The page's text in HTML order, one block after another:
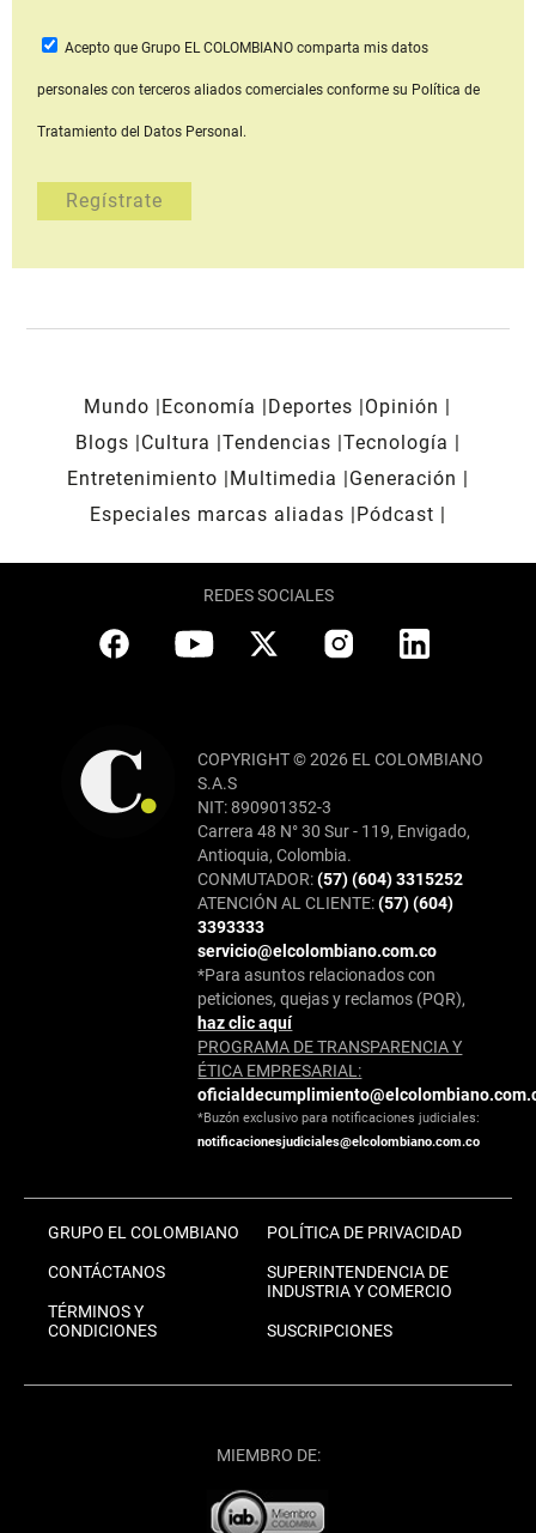
Acepto que Grupo EL COLOMBIANOcomparta mis datos
personales con terceros aliados comerciales conforme su Política de
Tratamiento del Datos Personal.
Mundo Economía Deportes
Opinión
Blogs
Cultura Tendencias Tecnología
Entretenimiento
Multimedia
Generación
Especiales marcas aliadas
Pódcast
REDES SOCIALES
COPYRIGHT © 2026 EL COLOMBIANO
S.A.S
NIT: 890901352-3
Carrera 48 N° 30 Sur - 119, Envigado,
Antioquia, Colombia.
CONMUTADOR:(57) (604) 3315252
ATENCIÓN AL CLIENTE:(57) (604)
3393333
servicio@elcolombiano.com.co
*Para asuntos relacionados con
peticiones, quejas y reclamos (PQR),
haz clic aquí
PROGRAMA DE TRANSPARENCIA Y
ÉTICA EMPRESARIAL:
*Buzón exclusivo para notificaciones judiciales:
notificacionesjudiciales@elcolombiano.com.co
GRUPO EL COLOMBIANO
CONTÁCTANOS
TÉRMINOS Y
CONDICIONES
POLÍTICA DE PRIVACIDAD
SUPERINTENDENCIA DE
INDUSTRIA Y COMERCIO
SUSCRIPCIONES
MIEMBRO DE: